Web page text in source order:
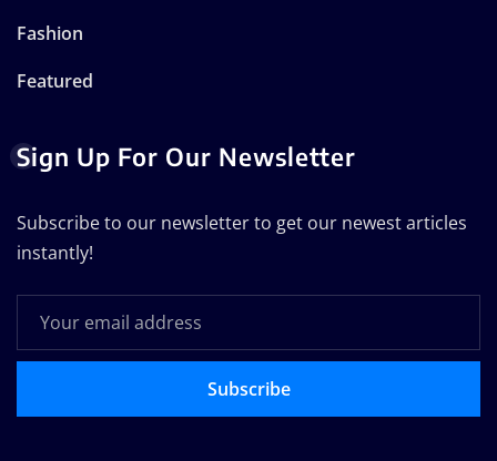
Fashion
Featured
Sign Up For Our Newsletter
Subscribe to our newsletter to get our newest articles
instantly!
Subscribe